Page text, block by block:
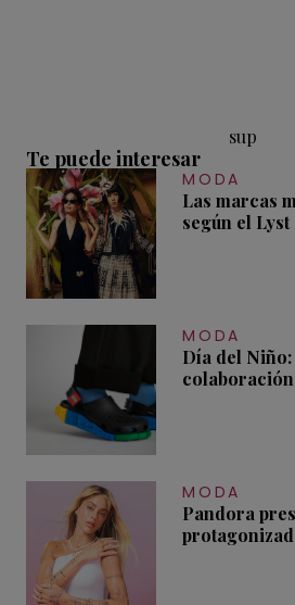
sup
Te puede interesar
MODA
Las marcas
según el
MODA
Día del
MODA
Pandora